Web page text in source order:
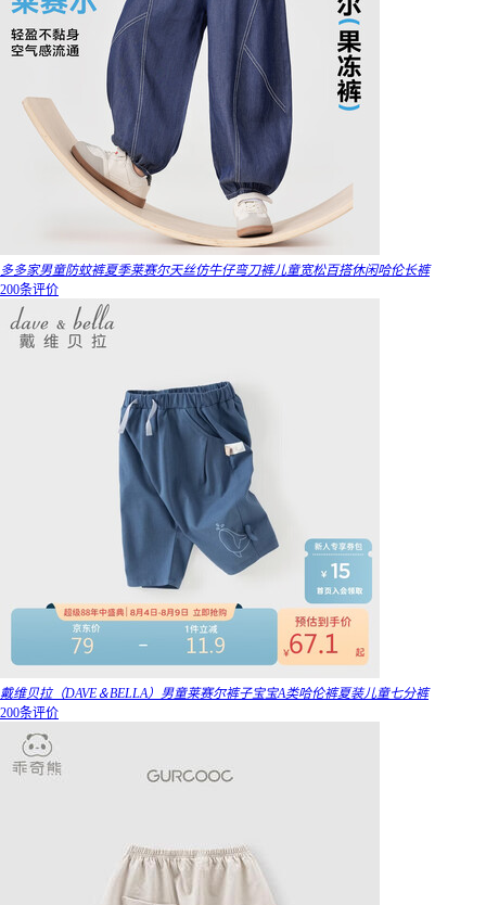
多多家男童防蚊裤夏季莱赛尔天丝仿牛仔弯刀裤儿童宽松百搭休闲哈伦长裤
200条评价
戴维贝拉（DAVE＆BELLA）男童莱赛尔裤子宝宝A类哈伦裤夏装儿童七分裤
200条评价